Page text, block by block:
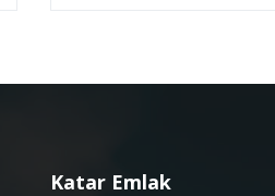
Katar Emlak